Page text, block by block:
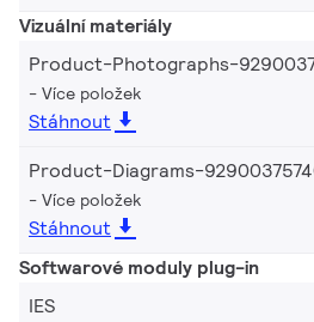
Vizuální materiály
Product-Photographs-
Více položek
Stáhnout
Product-Diagrams-
Více položek
Stáhnout
Softwarové moduly plug-in
IES